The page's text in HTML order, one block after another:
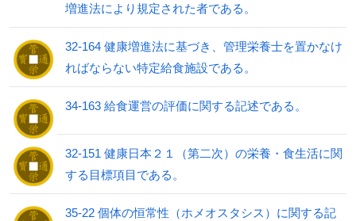
増進法により規定された者である。
32-164 健康増進法に基づき、管理栄養士を置かなけ
ればならない特定給食施設である。
34-163 給食運営の評価に関する記述である。
32-151 健康日本２１（第二次）の栄養・食生活に関
する目標項目である。
35-22 個体の恒常性（ホメオスタシス）に関する記